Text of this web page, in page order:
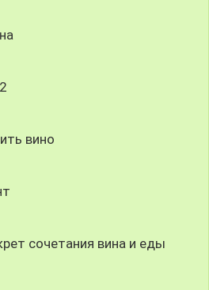
вино
сочетания вина и еды